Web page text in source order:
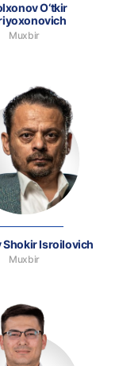
O‘tkir
Muxbir
Shokir Isroilovich
Muxbir